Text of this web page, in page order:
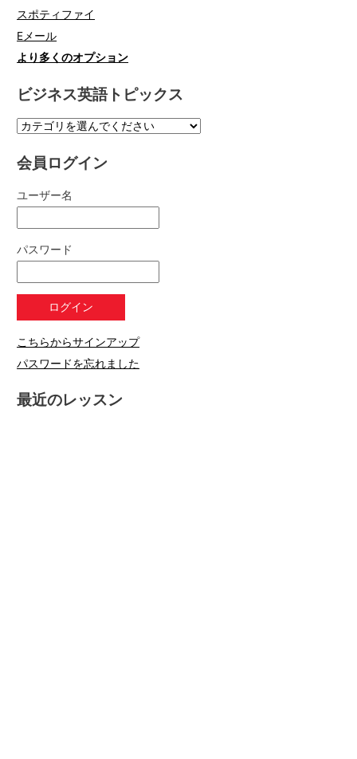
スポティファイ
Eメール
より多くのオプション
ビジネス英語トピックス
会員ログイン
ユーザー名
パスワード
こちらからサインアップ
パスワードを忘れました
最近のレッスン